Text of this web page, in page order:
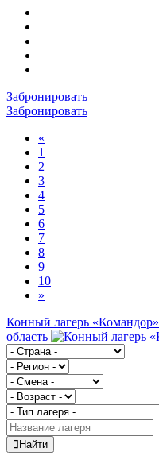
Забронировать
Забронировать
«
1
2
3
4
5
6
7
8
9
10
»
Конный лагерь «Командор»
область
Найти